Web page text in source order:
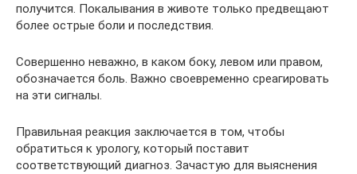
получится. Покалывания в животе только предвещают
более острые боли и последствия.
Совершенно неважно, в каком боку, левом или правом,
обозначается боль. Важно своевременно среагировать
на эти сигналы.
Правильная реакция заключается в том, чтобы
обратиться к урологу, который поставит
соответствующий диагноз. Зачастую для выяснения